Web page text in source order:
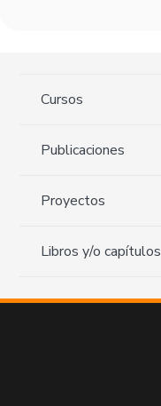
Cursos
Publicaciones
Proyectos
Libros y/o capítulos